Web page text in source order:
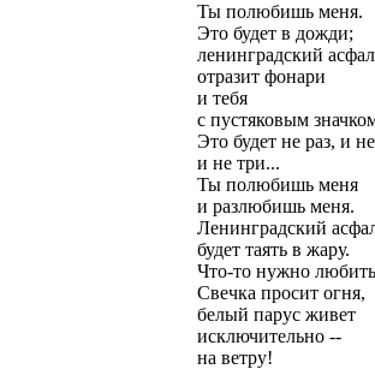
Ты полюбишь меня.
Это будет в дожди;
ленинградский
отразит фонари
и тебя
с пустяковым
Это будет не раз, и
и не три...
Ты полюбишь меня
и разлюбишь меня.
Ленинградский
будет таять в жару.
Что-то нужно
Свечка просит огня,
белый парус живет
исключительно --
на ветру!